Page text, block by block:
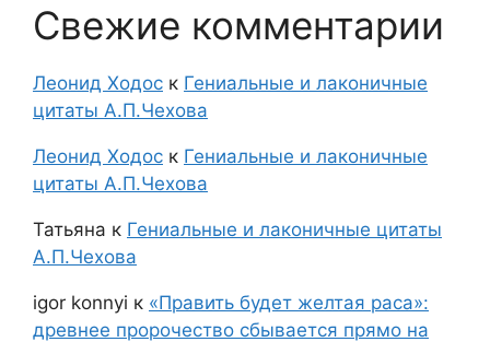
Свежие комментарии
Леонид Ходос к Гениальные и лаконичные
цитаты А.П.Чехова
Леонид Ходос к Гениальные и лаконичные
цитаты А.П.Чехова
Татьяна к Гениальные и лаконичные цитаты
А.П.Чехова
igor konnyi к «Править будет желтая раса»:
древнее пророчество сбывается прямо на